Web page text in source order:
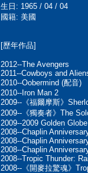
生日: 1965 / 04 / 04
國籍: 美國
[歷年作品]
2012--The Avengers
2011--Cowboys and
2010--Oobermind (配音)
2010--Iron Man 2
2009--《福爾摩斯》
2009--《獨奏者》The
2009--2009 Golden
2008--Chaplin
2008--Chaplin
2008--Chaplin
2008--Tropic Thunder:
2008--《開麥拉驚魂》